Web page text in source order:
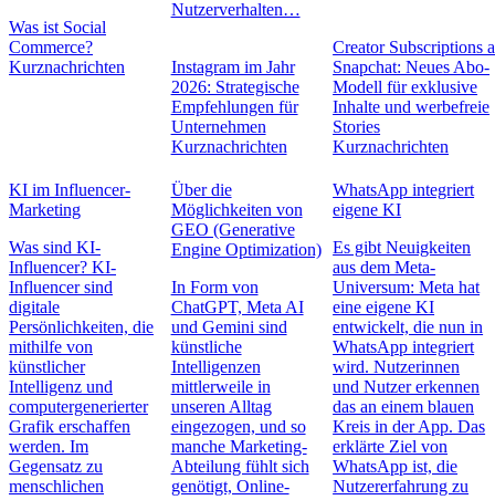
Was ist Social
Commerce?
Kurznachrichten
Nutzerverhalten…
Instagram im Jahr
2026: Strategische
Empfehlungen für
Unternehmen
Kurznachrichten
Creator Subscriptions
Snapchat: Neues Abo-
Modell für exklusive
Inhalte und werbefreie
Stories
Kurznachrichten
KI im Influencer-
Marketing
Was sind KI-
Influencer? KI-
Influencer sind
digitale
Persönlichkeiten, die
mithilfe von
künstlicher
Intelligenz und
computergenerierter
Grafik erschaffen
werden. Im
Gegensatz zu
menschlichen
Über die
Möglichkeiten von
GEO (Generative
Engine Optimization)
In Form von
ChatGPT, Meta AI
und Gemini sind
künstliche
Intelligenzen
mittlerweile in
unseren Alltag
eingezogen, und so
manche Marketing-
Abteilung fühlt sich
genötigt, Online-
WhatsApp integriert
eigene KI
Es gibt Neuigkeiten
aus dem Meta-
Universum: Meta hat
eine eigene KI
entwickelt, die nun in
WhatsApp integriert
wird. Nutzerinnen
und Nutzer erkennen
das an einem blauen
Kreis in der App. Das
erklärte Ziel von
WhatsApp ist, die
Nutzererfahrung zu